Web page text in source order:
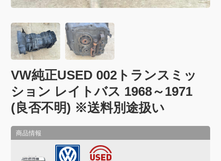
VW純正USED 002トランスミッ
ション レイトバス 1968～1971
(良否不明) ※送料別途扱い